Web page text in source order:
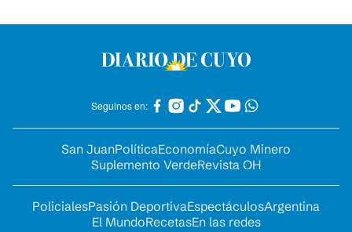
Seguinos en:
San JuanPolíticaEconomíaCuyo Minero
Suplemento VerdeRevista OH
PolicialesPasión DeportivaEspectáculosArgentina
El MundoRecetasEn las redes